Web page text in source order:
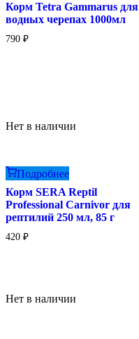
Корм Tetra Gammarus для
водных черепах 1000мл
790 ₽
Нет в наличии
Подробнее
Корм SERA Reptil
Professional Carnivor для
рептилий 250 мл, 85 г
420 ₽
Нет в наличии